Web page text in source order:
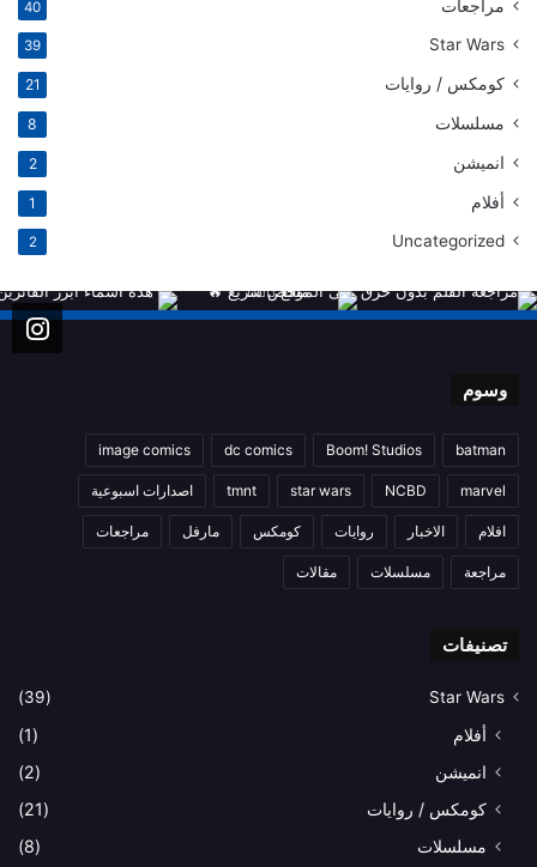
مراجعات 40
Star Wars
39
كومكس / روايات 21
مسلسلات 8
انميشن 2
أفلام 1
Uncategorized
2
وسوم
batman
Boom! Studios
dc comics
image comics
marvel
NCBD
star wars
tmnt اصدارات اسبوعية
افلام الاخبار روايات كومكس مارفل مراجعات
مراجعة مسلسلات مقالات
تصنيفات
Star Wars
(39)
أفلام
(1)
انميشن
(2)
كومكس / روايات
(21)
مسلسلات
(8)